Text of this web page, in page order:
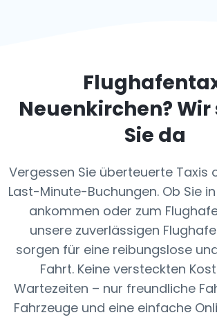
Neuenkirchen?
Sie da
Vergessen Sie überteuerte Taxis
Last-Minute-Buchungen. Ob Sie
ankommen oder zum
unsere zuverlässigen
sorgen für eine reibungslose
Fahrt. Keine versteckten
Wartezeiten – nur freundliche
Fahrzeuge und eine einfache